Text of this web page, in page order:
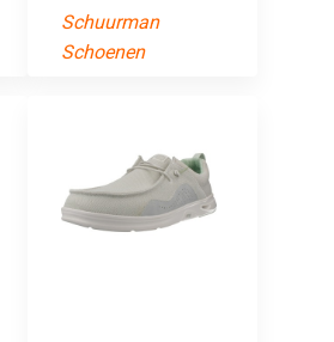
Schuurman
Schoenen